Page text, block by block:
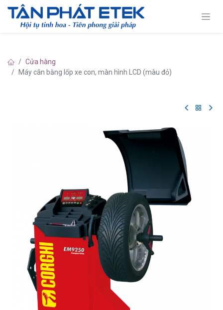
Cửa hàng
Máy cân bằng lốp xe con, màn hình LCD (màu đỏ)